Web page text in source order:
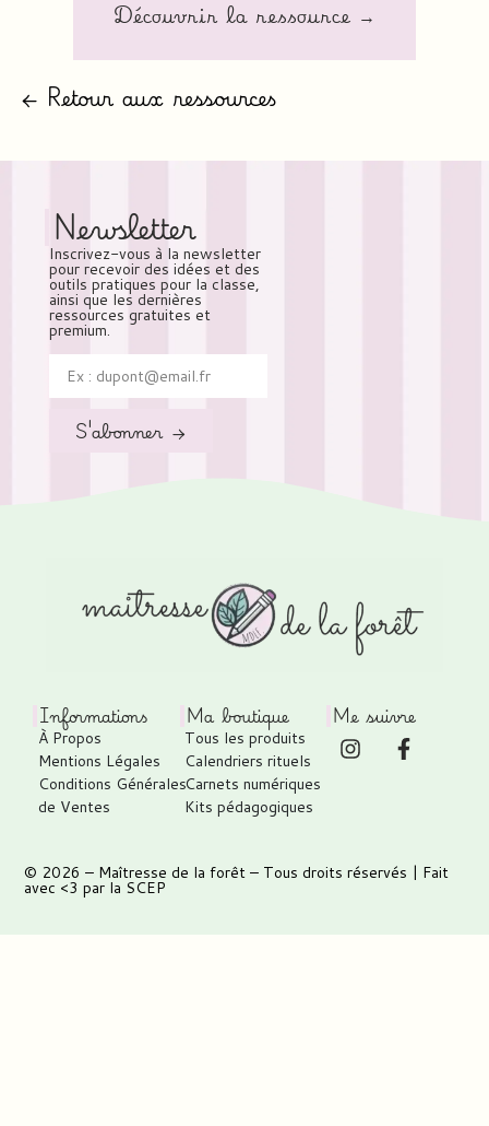
Découvrir la ressource →
← Retour aux ressources
Newsletter
Inscrivez-vous à la newsletter
pour recevoir des idées et des
outils pratiques pour la classe,
ainsi que les dernières
ressources gratuites et
premium.
S'abonner →
Informations
À Propos
Mentions Légales
Conditions Générales
de Ventes
Ma boutique
Tous les produits
Calendriers rituels
Carnets numériques
Kits pédagogiques
Me suivre
© 2026 – Maîtresse de la forêt – Tous droits réservés | Fait
avec <3 par la SCEP